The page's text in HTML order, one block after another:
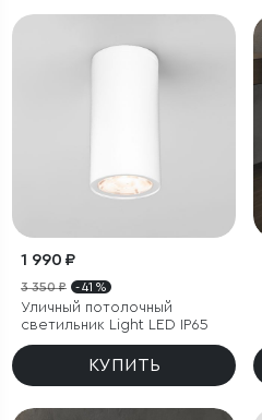
1 990 ₽
3 350 ₽ - 41 %
Уличный потолочный
светильник Light LED IP65
КУПИТЬ